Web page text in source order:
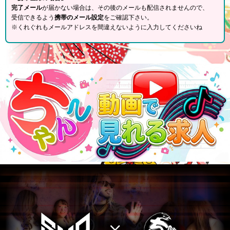
完了メールが届かない場合は、その後のメールも配信されませんので、
受信できるよう携帯のメール設定をご確認下さい。
※くれぐれもメールアドレスを間違えないように入力してくださいね